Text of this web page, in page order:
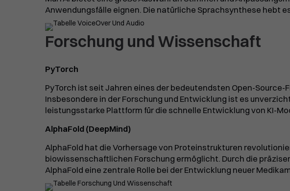
Anwendungsfälle eignen. Die natürliche Sprachsynthese hebt
Forschung und Wissenschaft
PyTorch
PyTorch ist seit Jahren eines der bedeutendsten Open-Source-
Insbesondere in der Forschung und Entwicklung ist es
leistungsstarke Plattform für die schnelle Entwicklung von KI-
AlphaFold (DeepMind)
AlphaFold hat die Vorhersage von Proteinstrukturen
biowissenschaftlichen Forschung ermöglicht. Durch die
AlphaFold eine zentrale Rolle bei der Entwicklung neuer